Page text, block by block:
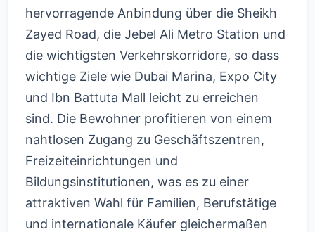
hervorragende Anbindung über die Sheikh
Zayed Road, die Jebel Ali Metro Station und
die wichtigsten Verkehrskorridore, so dass
wichtige Ziele wie Dubai Marina, Expo City
und Ibn Battuta Mall leicht zu erreichen
sind. Die Bewohner profitieren von einem
nahtlosen Zugang zu Geschäftszentren,
Freizeiteinrichtungen und
Bildungsinstitutionen, was es zu einer
attraktiven Wahl für Familien, Berufstätige
und internationale Käufer gleichermaßen